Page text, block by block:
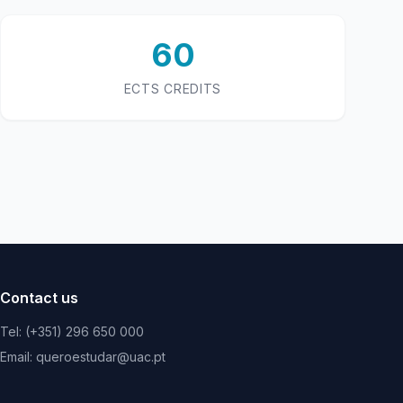
60
ECTS CREDITS
Contact us
Tel: (+351) 296 650 000
Email: queroestudar@uac.pt